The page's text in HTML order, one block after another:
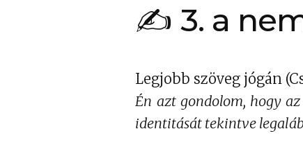
✍ 3. a
Legjobb szöveg jógán
Én azt gondolom, hogy
identitását tekintve